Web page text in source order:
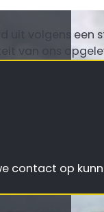
uit volgens
van ons
contact op